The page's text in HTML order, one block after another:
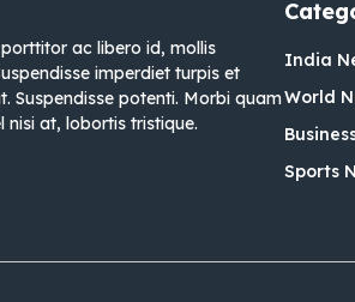
ac libero id, mollis
imperdiet turpis et
Suspendisse potenti. Morbi quam
nisi at, lobortis tristique.
India
World
Sports